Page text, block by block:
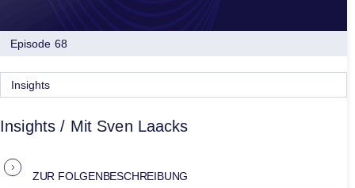
Episode 68
Insights
Insights / Mit Sven Laacks
ZUR FOLGENBESCHREIBUNG